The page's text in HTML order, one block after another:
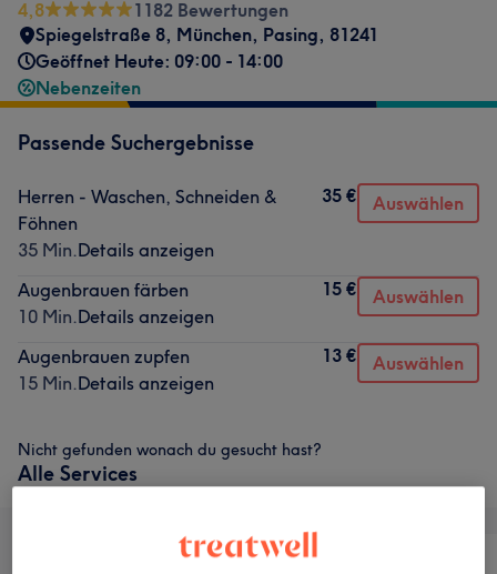
4,8
1182 Bewertungen
Spiegelstraße 8, München, Pasing, 81241
Geöffnet Heute: 09:00 - 14:00
Nebenzeiten
Passende Suchergebnisse
Herren - Waschen, Schneiden &
Föhnen
35 Min.Details anzeigen
35 € Auswählen
Augenbrauen färben
10 Min.Details anzeigen
15 € Auswählen
Augenbrauen zupfen
15 Min.Details anzeigen
13 € Auswählen
Nicht gefunden wonach du gesucht hast?
Alle Services